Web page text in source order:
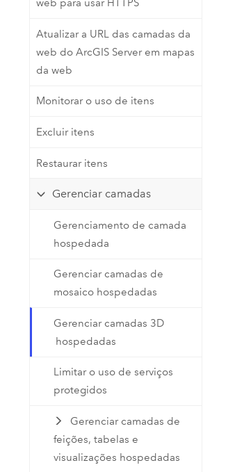
web para usar HTTPS
Atualizar a URL das camadas da
web do ArcGIS Server em mapas
da web
Monitorar o uso de itens
Excluir itens
Restaurar itens
Gerenciar camadas
Gerenciamento de camada
hospedada
Gerenciar camadas de
mosaico hospedadas
Gerenciar camadas 3D
hospedadas
Limitar o uso de serviços
protegidos
Gerenciar camadas de
feições, tabelas e
visualizações hospedadas